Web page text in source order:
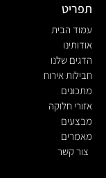
תפריט
עמוד הבית
אודותינו
הדגים שלנו
חבילות אירוח
מתכונים
אזורי חלוקה
מבצעים
מאמרים
צור קשר